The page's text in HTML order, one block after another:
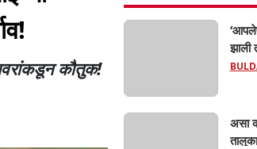
कौतुक!
झाली
यांचे
असा